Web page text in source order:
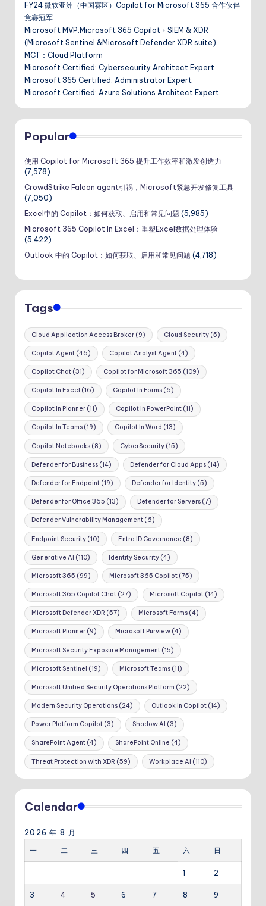
FY24 微软亚洲（中国赛区）Copilot for Microsoft 365 合作伙伴
竞赛冠军
Microsoft MVP:Microsoft 365 Copilot + SIEM & XDR
(Microsoft Sentinel &Microsoft Defender XDR suite)
MCT：Cloud Platform
Microsoft Certified: Cybersecurity Architect Expert
Microsoft 365 Certified: Administrator Expert
Microsoft Certified: Azure Solutions Architect Expert
Popular
使用 Copilot for Microsoft 365 提升工作效率和激发创造力
(7,578)
CrowdStrike Falcon agent引祸，Microsoft紧急开发修复工具
(7,050)
Excel中的 Copilot：如何获取、启用和常见问题 (5,985)
Microsoft 365 Copilot In Excel：重塑Excel数据处理体验
(5,422)
Outlook 中的 Copilot：如何获取、启用和常见问题 (4,718)
Tags
Cloud Application Access Broker (9) Cloud Security(5)
Copilot Agent (46) Copilot Analyst Agent(4)
Copilot Chat (31) Copilot for Microsoft 365 (109)
Copilot In Excel (16) Copilot In Forms(6)
Copilot In Planner (11) Copilot In PowerPoint(11)
Copilot In Teams (19) Copilot In Word (13)
Copilot Notebooks (8) CyberSecurity(15)
Defender for Business (14) Defender for Cloud Apps(14)
Defender for Endpoint (19) Defender for Identity(5)
Defender for Office 365 (13) Defender for Servers(7)
Defender Vulnerability Management (6)
Endpoint Security (10) Entra ID Governance (8)
Generative AI (110) Identity Security(4)
Microsoft 365 (99) Microsoft 365 Copilot(75)
Microsoft 365 Copilot Chat (27) Microsoft Copilot(14)
Microsoft Defender XDR (57) Microsoft Forms(4)
Microsoft Planner (9) Microsoft Purview(4)
Microsoft Security Exposure Management (15)
Microsoft Sentinel (19) Microsoft Teams(11)
Microsoft Unified Security Operations Platform (22)
Modern Security Operations (24) Outlook In Copilot(14)
Power Platform Copilot (3) Shadow AI (3)
SharePoint Agent (4) SharePoint Online (4)
Threat Protection with XDR (59) Workplace AI (110)
Calendar
2026 年 8 月
一
二 三 四 五 六 日
1 2
3 4 5 6 7 8 9